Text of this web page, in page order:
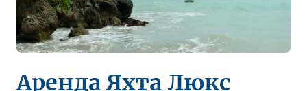
Аренда Яхта Люкс